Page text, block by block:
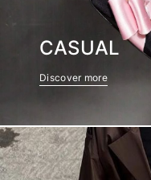
CASUAL
Discover more